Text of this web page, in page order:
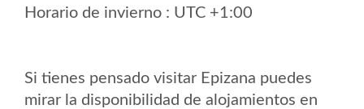
Horario de invierno : UTC +1:00
Si tienes pensado visitar Epizana puedes
mirar la disponibilidad de alojamientos en